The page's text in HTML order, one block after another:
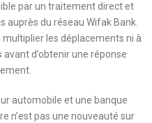
par un traitement direct et
auprès du réseau Wifak Bank.
multiplier les déplacements ni à
d’obtenir une réponse
automobile et une banque
n’est pas une nouveauté sur